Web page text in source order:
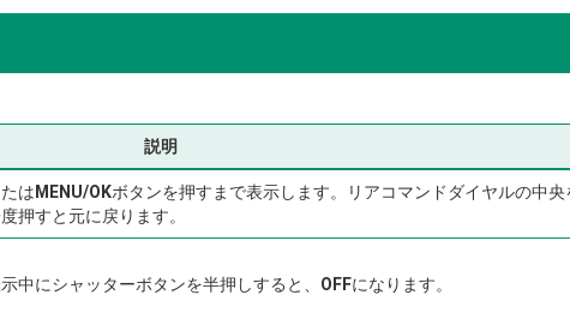
説明
は MENU/OKボタンを押すまで表示します。リアコマンドダイヤルの中央
押すと元に戻ります。
中にシャッターボタンを半押しすると、 OFFになります。